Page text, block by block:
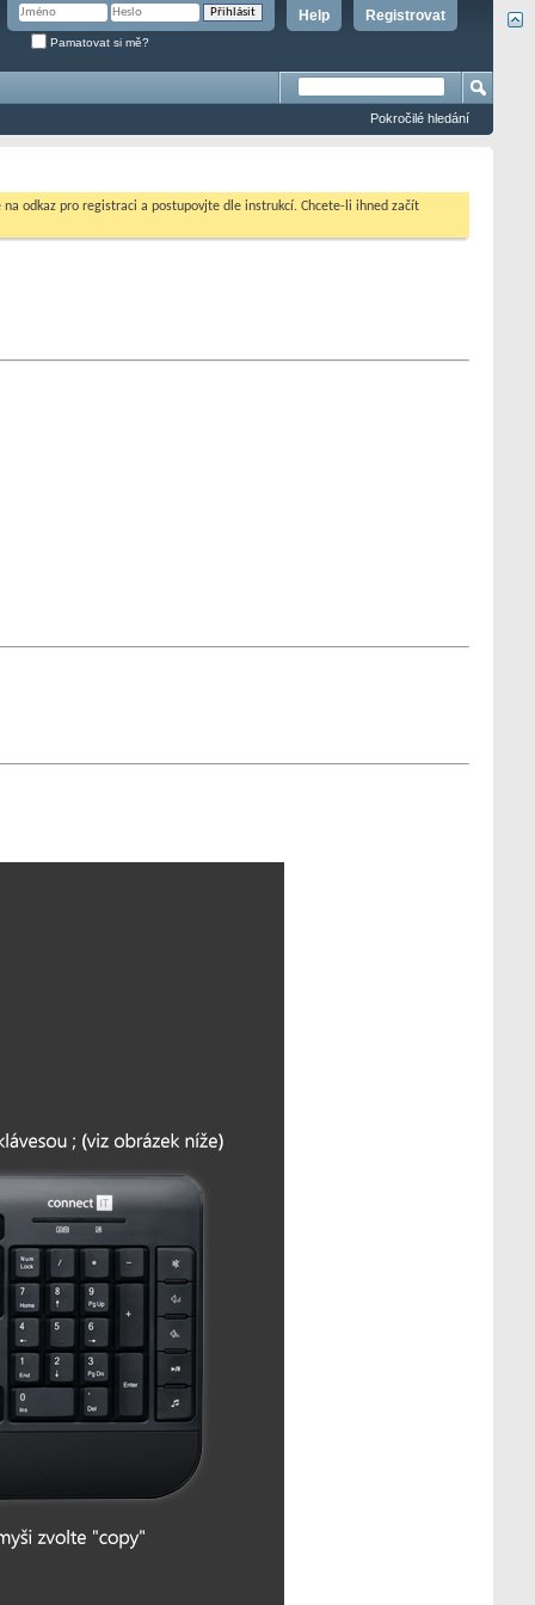
Registrovat
Help
Pamatovat si mě?
Pokročilé hledání
odkaz pro registraci a postupovjte dle instrukcí. Chcete-li ihned začít